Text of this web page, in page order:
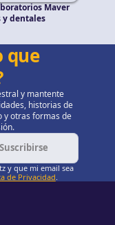
Maver
y dentales
que
y mantente
historias de
y otras formas de
Suscribirse
y que mi email sea
de Privacidad